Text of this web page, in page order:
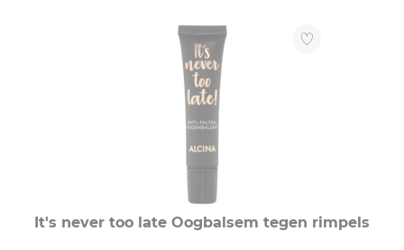
Gel (2)
It's never too late Oogbalsem tegen rimpels